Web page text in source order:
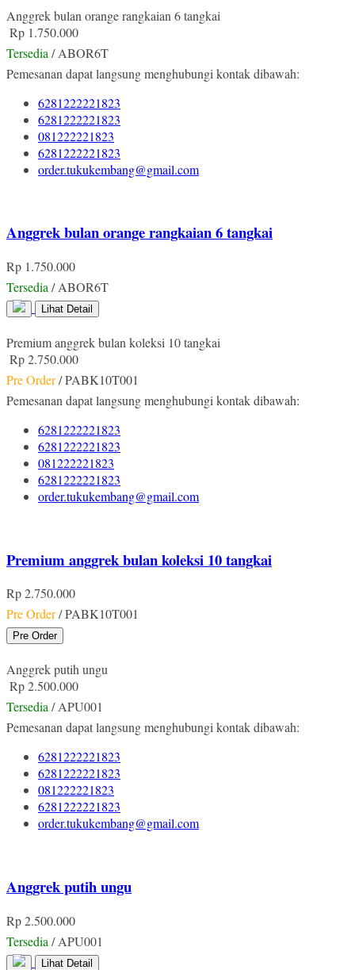
Anggrek bulan orange rangkaian 6 tangkai
Rp 1.750.000
Tersedia / ABOR6T
Pemesanan dapat langsung menghubungi kontak dibawah:
6281222221823
6281222221823
081222221823
6281222221823
order.tukukembang@gmail.com
Anggrek bulan orange rangkaian 6 tangkai
Rp 1.750.000
Tersedia / ABOR6T
Lihat Detail
Premium anggrek bulan koleksi 10 tangkai
Rp 2.750.000
Pre Order/ PABK10T001
Pemesanan dapat langsung menghubungi kontak dibawah:
6281222221823
6281222221823
081222221823
6281222221823
order.tukukembang@gmail.com
Premium anggrek bulan koleksi 10 tangkai
Rp 2.750.000
Pre Order/ PABK10T001
Pre Order
Anggrek putih ungu
Rp 2.500.000
Tersedia/ APU001
Pemesanan dapat langsung menghubungi kontak dibawah:
6281222221823
6281222221823
081222221823
6281222221823
order.tukukembang@gmail.com
Anggrek putih ungu
Rp 2.500.000
Tersedia / APU001
Lihat Detail